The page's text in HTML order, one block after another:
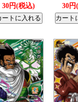
30円(税込) 30円